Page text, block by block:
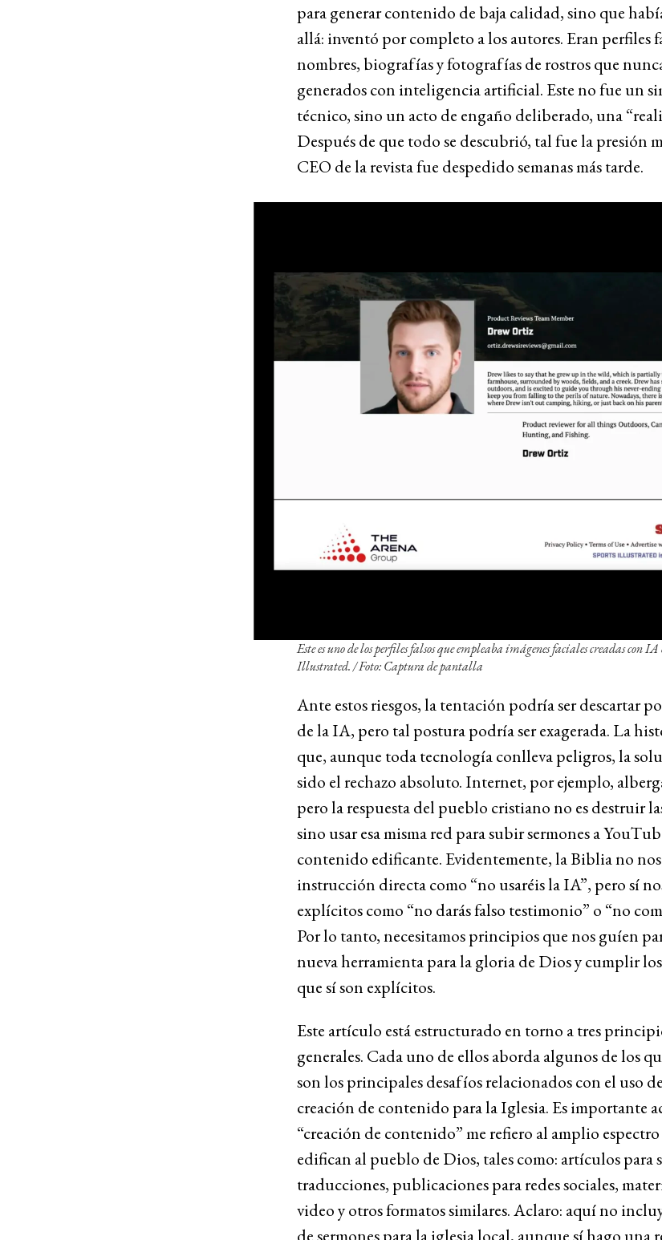
para generar contenido de baja calidad, sino que
allá: inventó por completo a los autores. Eran perfiles
nombres, biografías y fotografías de rostros que
generados con inteligencia artificial. Este no fue un
técnico, sino un acto de engaño deliberado, una
Después de que todo se descubrió, tal fue la presión
CEO de la revista fue despedido semanas más tarde.
Este es uno de los perfiles falsos que empleaba imágenes faciales creadas con
Illustrated. / Foto: Captura de pantalla
Ante estos riesgos, la tentación podría ser descartar
de la IA, pero tal postura podría ser exagerada. La
que, aunque toda tecnología conlleva peligros, la
sido el rechazo absoluto. Internet, por ejemplo,
pero la respuesta del pueblo cristiano no es destruir
sino usar esa misma red para subir sermones a
contenido edificante. Evidentemente, la Biblia no
instrucción directa como “no usaréis la IA”, pero sí
explícitos como “no darás falso testimonio” o “no
Por lo tanto, necesitamos principios que nos guíen
nueva herramienta para la gloria de Dios y cumplir
que sí son explícitos.
Este artículo está estructurado en torno a tres
generales. Cada uno de ellos aborda algunos de los
son los principales desafíos relacionados con el uso
creación de contenido para la Iglesia. Es importante
“creación de contenido” me refiero al amplio
edifican al pueblo de Dios, tales como: artículos para
traducciones, publicaciones para redes sociales,
video y otros formatos similares. Aclaro: aquí no
de sermones para la iglesia local, aunque sí hago una